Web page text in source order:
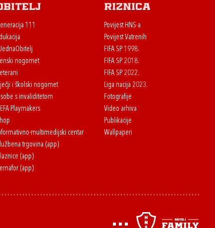
111
nogomet
i školski nogomet
s invaliditetom
Playmakers
multimedijski centar
trgovina (app)
(app)
(app)
Riznica
Povijest HNS-a
Povijest Vatrenih
FIFA SP 1998.
FIFA SP 2018.
FIFA SP 2022.
Liga nacija 2023.
Fotografije
Video arhiva
Publikacije
Wallpaperi